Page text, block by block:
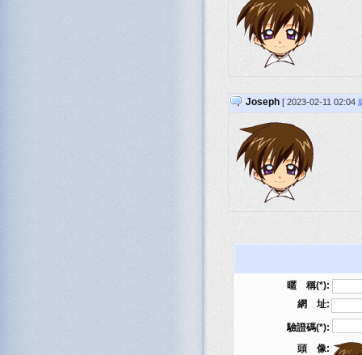
Joseph [ 2023-02-11 02:04
暱 稱(*):
網 址:
驗證碼(*):
頭 像: